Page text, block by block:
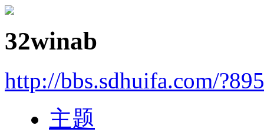
32winab
http://bbs.sdhuifa.com/
主题